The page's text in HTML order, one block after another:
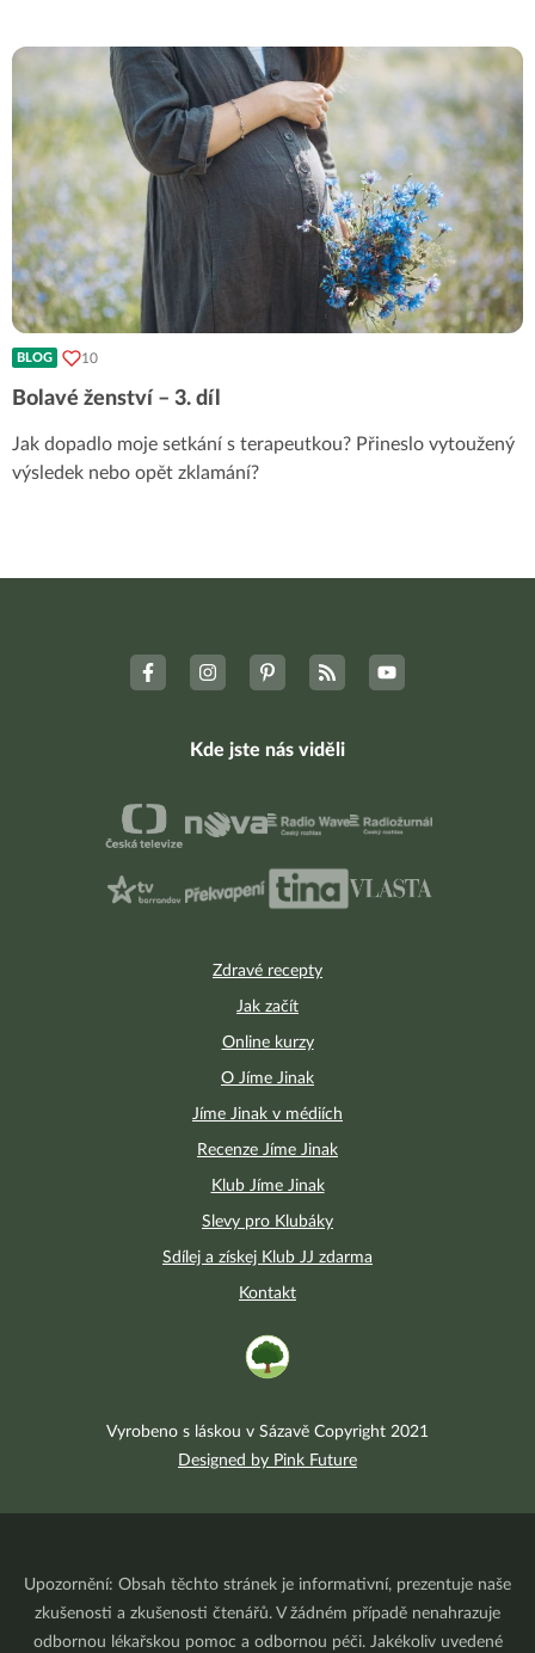
BLOG 10
Bolavé ženství – 3. díl
Jak dopadlo moje setkání s terapeutkou? Přineslo vytoužený
výsledek nebo opět zklamání?
Zdravé recepty
Jak začít
Online kurzy
O Jíme Jinak
Jíme Jinak v médiích
Recenze Jíme Jinak
Klub Jíme Jinak
Slevy pro Klubáky
Sdílej a získej Klub JJ zdarma
Kontakt
Kde jste nás viděli
Vyrobeno s láskou v Sázavě Copyright 2021
Designed by Pink Future
Upozornění: Obsah těchto stránek je informativní, prezentuje naše
zkušenosti a zkušenosti čtenářů. V žádném případě nenahrazuje
odbornou lékařskou pomoc a odbornou péči. Jakékoliv uvedené